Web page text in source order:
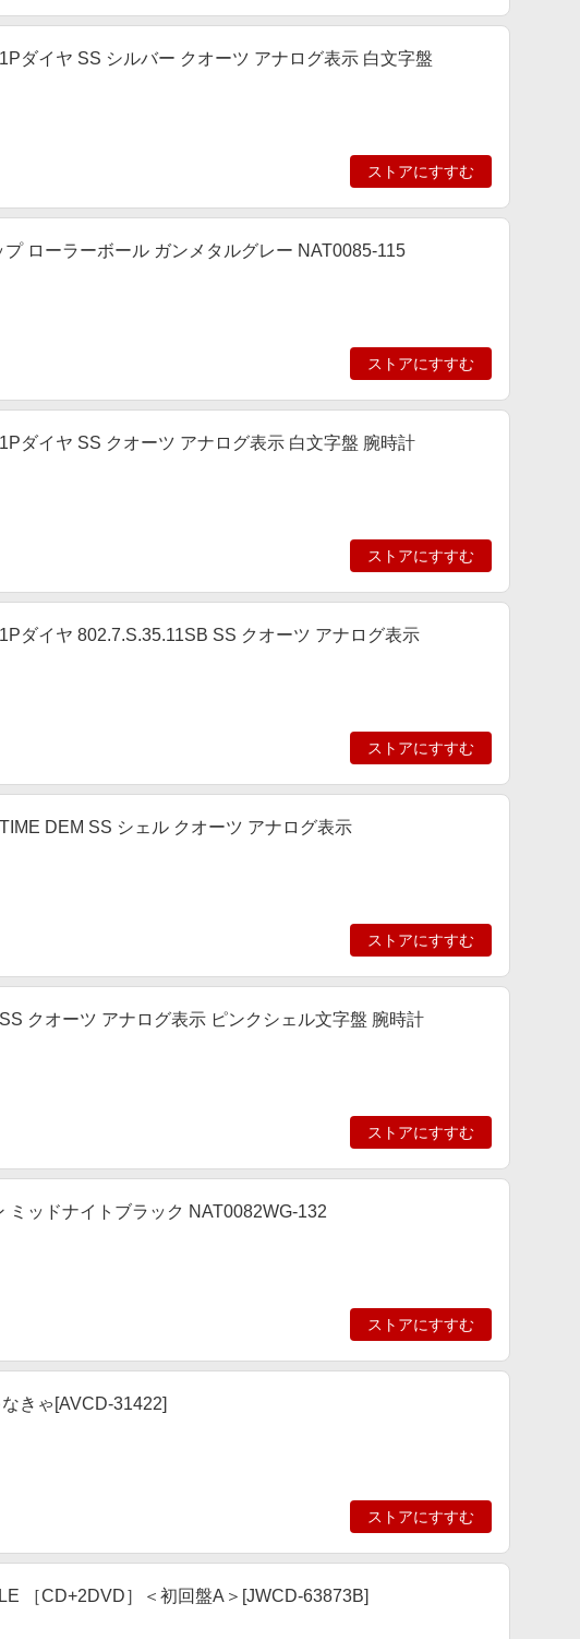
ダイヤ SS シルバー クオーツ アナログ表示 白文字盤
ストアにすすむ
ローラーボール ガンメタルグレー NAT0085-115
ストアにすすむ
ダイヤ SS クオーツ アナログ表示 白文字盤 腕時計
ストアにすすむ
ダイヤ 802.7.S.35.11SB SS クオーツ アナログ表示
ストアにすすむ
DEM SS シェル クオーツ アナログ表示
ストアにすすむ
クオーツ アナログ表示 ピンクシェル文字盤 腕時計
ストアにすすむ
ッドナイトブラック NAT0082WG-132
ストアにすすむ
きゃ[AVCD-31422]
ストアにすすむ
［CD+2DVD］＜初回盤A＞[JWCD-63873B]